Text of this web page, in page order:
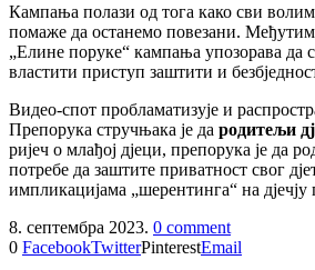
Кампања полази од тога како сви
помаже да останемо повезани.
„Елине поруке“ кампања упозорава да
властити приступ заштити и
Видео-спот пробламатизује и
Препорука стручњака је да родитељи
ријеч о млађој дјеци, препорука је да
потребе да заштите приватност свог
импликацијама „шерентинга“ на дјечју
8. септембра 2023. 0 comment
0 FacebookTwitterPinterestEmail